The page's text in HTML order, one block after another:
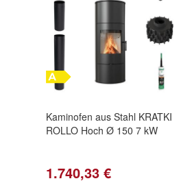
Kaminofen aus Stahl KRATKI
ROLLO Hoch Ø 150 7 kW
1.740,33 €